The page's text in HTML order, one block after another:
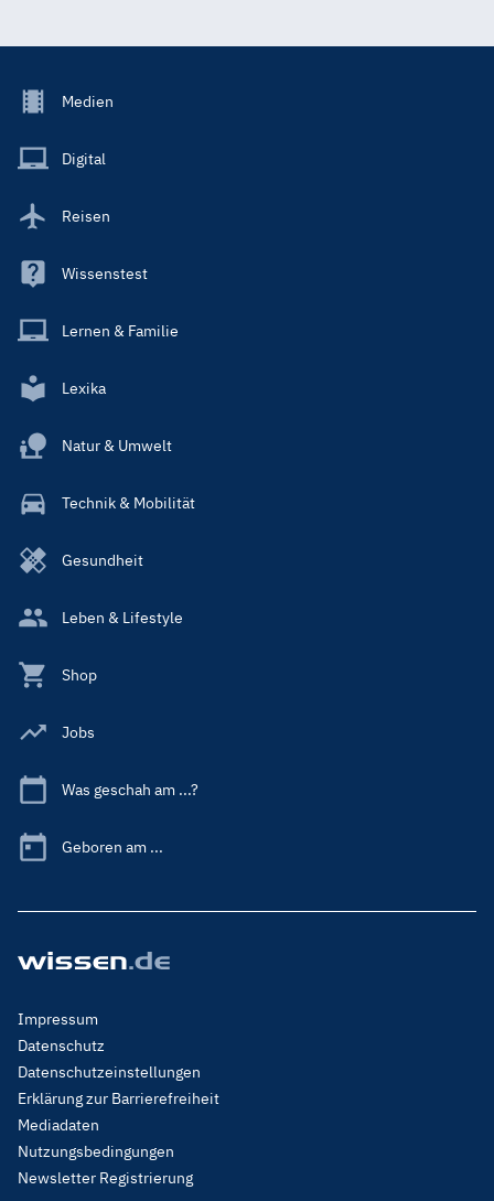
Footer
Main
Medien
Digital
Reisen
Wissenstest
Lernen & Familie
Lexika
Natur & Umwelt
Technik & Mobilität
Gesundheit
Leben & Lifestyle
Shop
Jobs
Was geschah am ...?
Geboren am ...
Footer
Menu
Legal
Impressum
Datenschutz
Datenschutzeinstellungen
Erklärung zur Barrierefreiheit
Mediadaten
Nutzungsbedingungen
Newsletter Registrierung